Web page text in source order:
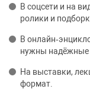
В соцсети и на
ролики и
В
нужны надёжные
На выставки,
формат.